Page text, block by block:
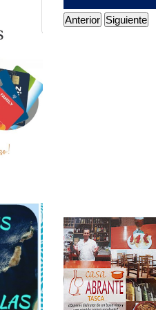
Anterior Siguiente